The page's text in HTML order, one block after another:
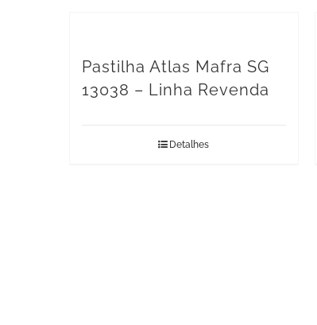
Pastilha Atlas Mafra SG
13038 – Linha Revenda
Detalhes